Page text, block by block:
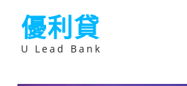
優利貸
U Lead Bank